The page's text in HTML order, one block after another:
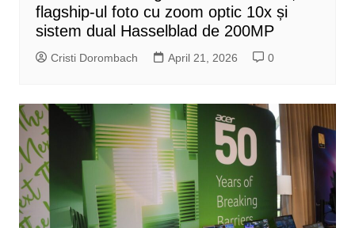
flagship-ul foto cu zoom optic 10x și
sistem dual Hasselblad de 200MP
Cristi Dorombach April 21, 2026 0